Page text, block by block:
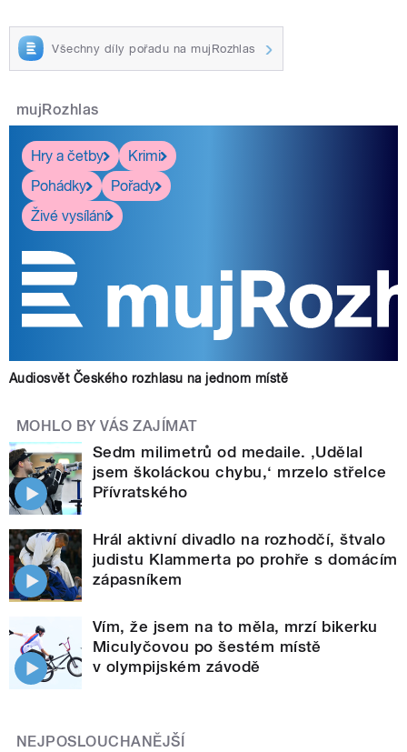
Všechny díly pořadu na mujRozhlas
mujRozhlas
Hry a četby
Krimi
Pohádky
Pořady
Živé vysílání
Audiosvět Českého rozhlasu na jednom místě
MOHLO BY VÁS ZAJÍMAT
Sedm milimetrů od medaile. ‚Udělal
jsem školáckou chybu,‘ mrzelo střelce
Přívratského
Hrál aktivní divadlo na rozhodčí, štvalo
judistu Klammerta po prohře s domácím
zápasníkem
Vím, že jsem na to měla, mrzí bikerku
Miculyčovou po šestém místě
v olympijském závodě
NEJPOSLOUCHANĚJŠÍ